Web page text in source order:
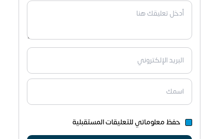
حفظ معلوماتي للتعليقات المستقبلية